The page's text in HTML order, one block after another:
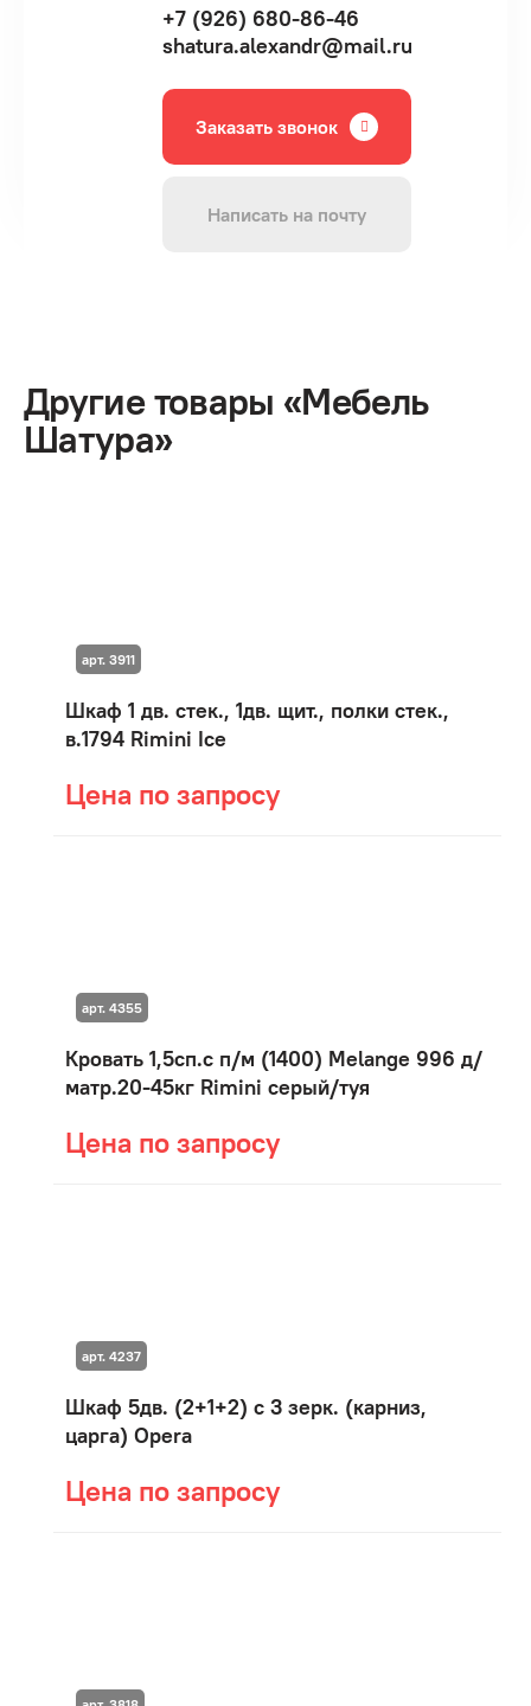
+7 (926) 680-86-46
shatura.alexandr@mail.ru
Заказать звонок
Написать на почту
Другие товары «Мебель
Шатура»
Шкаф 1 дв. стек., 1дв. щит., полки стек.,
в.1794 Rimini Ice
Цена по запросу
арт. 3911
Кровать 1,5сп.с п/м (1400) Мelange 996 д/
матр.20-45кг Rimini серый/туя
Цена по запросу
арт. 4355
Шкаф 5дв. (2+1+2) с 3 зерк. (карниз,
царга) Opera
Цена по запросу
арт. 4237